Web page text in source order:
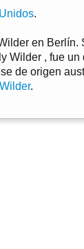
.
en Berlín.
Wilder , fue un
de origen
.